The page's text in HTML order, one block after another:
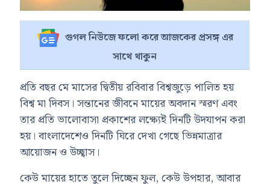
গুগল নিউজে ফলো করে আজকের প্রসঙ্গ এর
সাথে থাকুন
প্রতি বছর মে মাসের দ্বিতীয় রবিবার বিশ্বজুড়ে পালিত হয়
বিশ্ব মা দিবস। সন্তানের জীবনে মায়ের অবদান স্মরণ এবং
তার প্রতি ভালোবাসা প্রকাশের লক্ষ্যেই দিনটি উদযাপন করা
হয়। বাংলাদেশেও দিনটি ঘিরে দেখা গেছে ভিন্নমাত্রার
আয়োজন ও উচ্ছ্বাস।
কেউ মায়ের হাতে তুলে দিচ্ছেন ফুল, কেউ উপহার, আবার